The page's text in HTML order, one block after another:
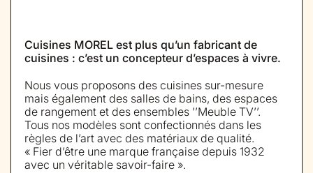
Cuisines MOREL est plus qu’un fabricant de
cuisines : c’est un concepteur d’espaces à vivre.
Nous vous proposons des cuisines sur-mesure
mais également des salles de bains, des espaces
de rangement et des ensembles ’’Meuble TV’’.
Tous nos modèles sont confectionnés dans les
règles de l’art avec des matériaux de qualité.
« Fier d’être une marque française depuis 1932
avec un véritable savoir-faire ».